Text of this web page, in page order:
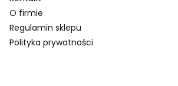
O firmie
Regulamin sklepu
Polityka prywatności